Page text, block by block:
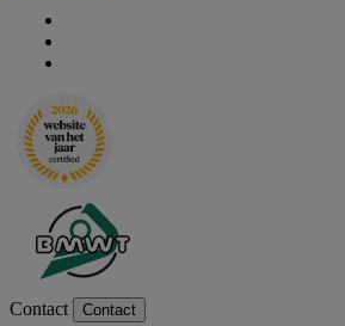
Contact Contact